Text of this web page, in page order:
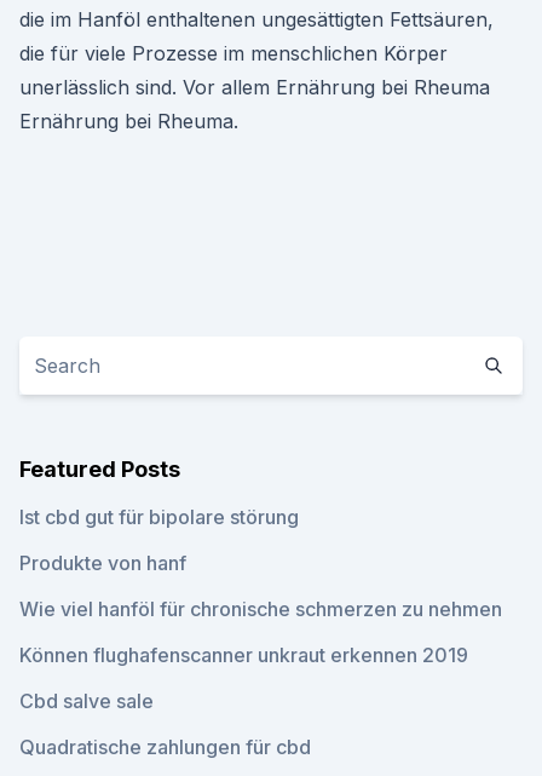
die im Hanföl enthaltenen ungesättigten Fettsäuren,
die für viele Prozesse im menschlichen Körper
unerlässlich sind. Vor allem Ernährung bei Rheuma
Ernährung bei Rheuma.
Featured Posts
Ist cbd gut für bipolare störung
Produkte von hanf
Wie viel hanföl für chronische schmerzen zu nehmen
Können flughafenscanner unkraut erkennen 2019
Cbd salve sale
Quadratische zahlungen für cbd